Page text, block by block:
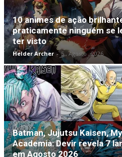
10 animes de ação
praticamente ninguém se
ter visto
Helder Archer - 5 , Agosto , 2026
Batman, Jujutsu Kaisen,
Academia: Devir revela 7
em Agosto 2026